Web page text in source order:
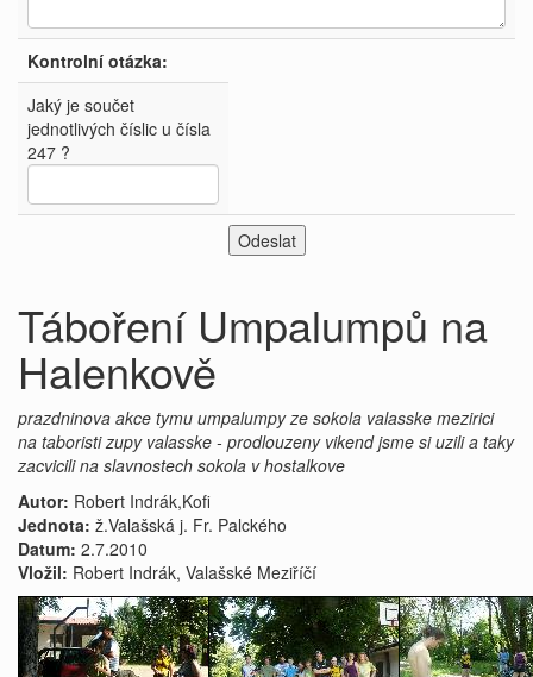
Kontrolní otázka:
Jaký je součet
jednotlivých číslic u čísla
247 ?
Táboření Umpalumpů na
Halenkově
prazdninova akce tymu umpalumpy ze sokola valasske mezirici
na taboristi zupy valasske - prodlouzeny vikend jsme si uzili a taky
zacvicili na slavnostech sokola v hostalkove
Autor: Robert Indrák,Kofi
Jednota: ž.Valašská j. Fr. Palckého
Datum: 2.7.2010
Vložil: Robert Indrák, Valašské Meziříčí